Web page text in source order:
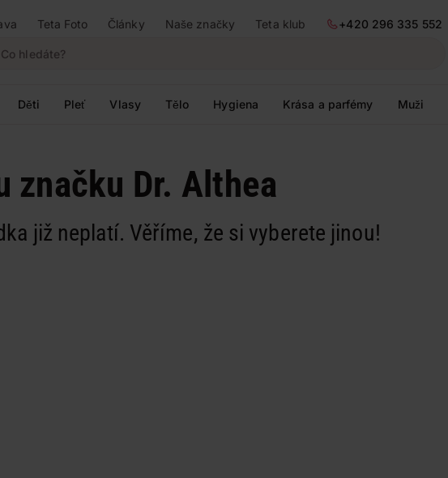
Teta Foto Články Naše značky Teta klub
+420 296 335 552
Děti Pleť Vlasy Tělo Hygiena Krása a parfémy Muži
značku Dr. Althea
již neplatí. Věříme, že si vyberete jinou!